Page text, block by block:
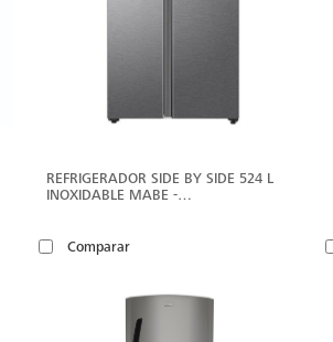
REFRIGERADOR SIDE BY SIDE 524 L
INOXIDABLE MABE -
Comparar